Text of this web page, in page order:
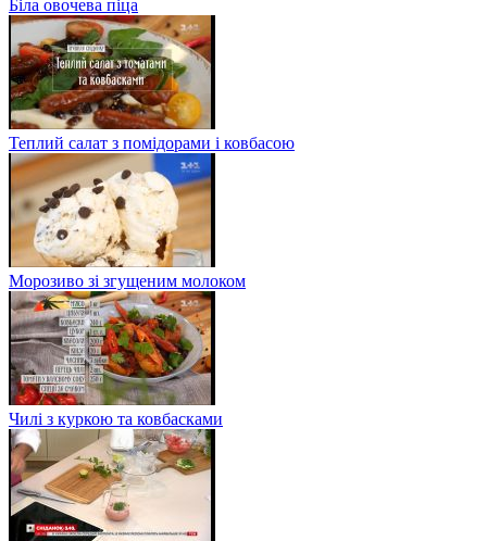
Біла овочева піца
Теплий салат з помідорами і ковбасою
Морозиво зі згущеним молоком
Чилі з куркою та ковбасками